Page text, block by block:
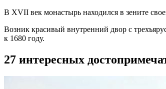
В XVII век монастырь находился в зените
Возник красивый внутренний двор с
к 1680 году.
27 интересных